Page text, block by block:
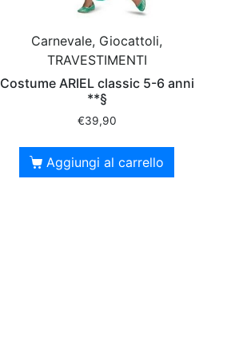
Carnevale, Giocattoli,
TRAVESTIMENTI
Costume ARIEL classic 5-6 anni
**§
€39,90
Aggiungi al carrello